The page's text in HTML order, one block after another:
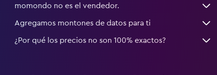
momondo no es el vendedor.
Agregamos montones de datos para ti
¿Por qué los precios no son 100% exactos?